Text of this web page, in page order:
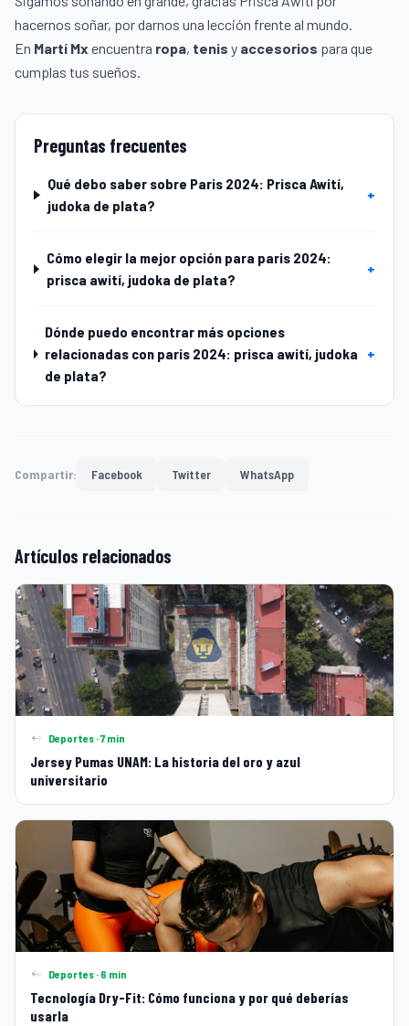
hacernos soñar, por darnos una lección frente al mundo.
En Martí Mx encuentra ropa, tenis y accesorios para que
cumplas tus sueños.
Preguntas frecuentes
Qué debo saber sobre Paris 2024: Prisca Awití,
judoka de plata?
+
Cómo elegir la mejor opción para paris 2024:
prisca awití, judoka de plata?
+
Dónde puedo encontrar más opciones
relacionadas con paris 2024: prisca awití, judoka
de plata?
+
Compartir: Facebook Twitter WhatsApp
Artículos relacionados
Deportes · 7 min
Jersey Pumas UNAM: La historia del oro y azul
universitario
Deportes · 6 min
Tecnología Dry-Fit: Cómo funciona y por qué deberías
usarla